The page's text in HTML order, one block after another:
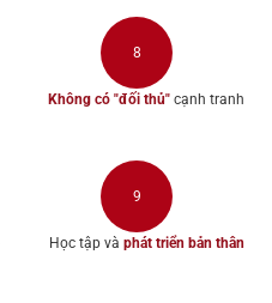
8
Không có "đối thủ" cạnh tranh
9
Học tập và phát triển bản thân